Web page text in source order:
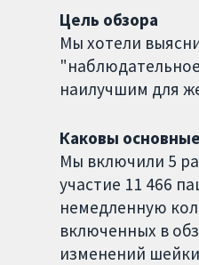
Цель обзора
Мы хотели
наилучшим для
Каковы
Мы включили 5
участие 11 466
немедленную
включенных в
изменений